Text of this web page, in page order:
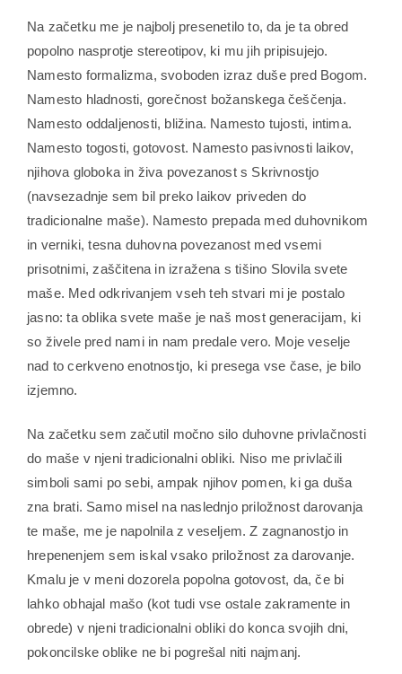
Na začetku me je najbolj presenetilo to, da je ta obred
popolno nasprotje stereotipov, ki mu jih pripisujejo.
Namesto formalizma, svoboden izraz duše pred Bogom.
Namesto hladnosti, gorečnost božanskega češčenja.
Namesto oddaljenosti, bližina. Namesto tujosti, intima.
Namesto togosti, gotovost. Namesto pasivnosti laikov,
njihova globoka in živa povezanost s Skrivnostjo
(navsezadnje sem bil preko laikov priveden do
tradicionalne maše). Namesto prepada med duhovnikom
in verniki, tesna duhovna povezanost med vsemi
prisotnimi, zaščitena in izražena s tišino Slovila svete
maše. Med odkrivanjem vseh teh stvari mi je postalo
jasno: ta oblika svete maše je naš most generacijam, ki
so živele pred nami in nam predale vero. Moje veselje
nad to cerkveno enotnostjo, ki presega vse čase, je bilo
izjemno.
Na začetku sem začutil močno silo duhovne privlačnosti
do maše v njeni tradicionalni obliki. Niso me privlačili
simboli sami po sebi, ampak njihov pomen, ki ga duša
zna brati. Samo misel na naslednjo priložnost darovanja
te maše, me je napolnila z veseljem. Z zagnanostjo in
hrepenenjem sem iskal vsako priložnost za darovanje.
Kmalu je v meni dozorela popolna gotovost, da, če bi
lahko obhajal mašo (kot tudi vse ostale zakramente in
obrede) v njeni tradicionalni obliki do konca svojih dni,
pokoncilske oblike ne bi pogrešal niti najmanj.